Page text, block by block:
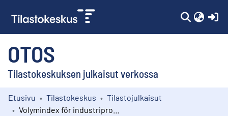
OTOS
Tilastokeskuksen julkaisut verkossa
Kokoelmat
Etusivu Tilastokeskus
Tilastojulkaisut